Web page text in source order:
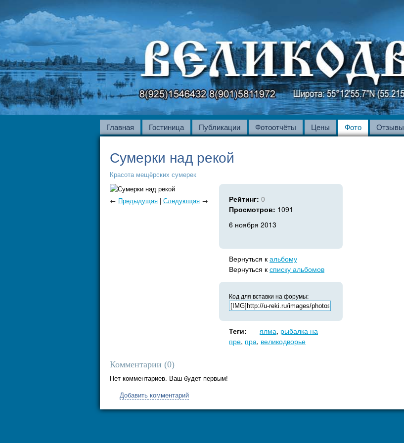
Главная Гостиница Публикации Фотоотчёты Цены Фото Отзывы
Сумерки над рекой
Красота мещёрских сумерек
← Предыдущая | Следующая → Рейтинг: 0
Просмотров: 1091
6 ноября 2013
Вернуться к альбому
Вернуться к списку альбомов
Код для вставки на форумы:
Теги: ялма, рыбалка на
пре, пра, великодворье
Комментарии (0)
Нет комментариев. Ваш будет первым!
Добавить комментарий